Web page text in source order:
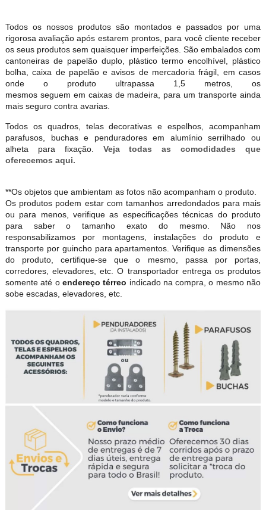
Todos os nossos produtos são montados e passados por uma
rigorosa avaliação após estarem prontos, para você cliente receber
os seus produtos sem quaisquer imperfeições. São embalados com
cantoneiras de papelão duplo, plástico termo encolhível, plástico
bolha, caixa de papelão e avisos de mercadoria frágil, em casos
onde o produto ultrapassa 1,5 metros, os
mesmos seguem em caixas de madeira, para um transporte ainda
mais seguro contra avarias.
Todos os quadros, telas decorativas e espelhos, acompanham
parafusos, buchas e penduradores em alumínio serrilhado ou
alheta para fixação. Veja todas as comodidades que
oferecemos aqui.
**Os objetos que ambientam as fotos não acompanham o produto.
Os produtos podem estar com tamanhos arredondados para mais
ou para menos, verifique as especificações técnicas do produto
para saber o tamanho exato do mesmo. Não nos
responsabilizamos por montagens, instalações do produto e
transporte por guincho para apartamentos. Verifique as dimensões
do produto, certifique-se que o mesmo, passa por portas,
corredores, elevadores, etc. O transportador entrega os produtos
somente até o endereço térreo indicado na compra, o mesmo não
sobe escadas, elevadores, etc.